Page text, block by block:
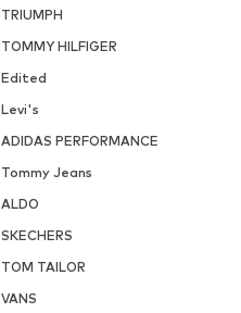
TRIUMPH
TOMMY HILFIGER
Edited
Levi's
ADIDAS PERFORMANCE
Tommy Jeans
ALDO
SKECHERS
TOM TAILOR
VANS